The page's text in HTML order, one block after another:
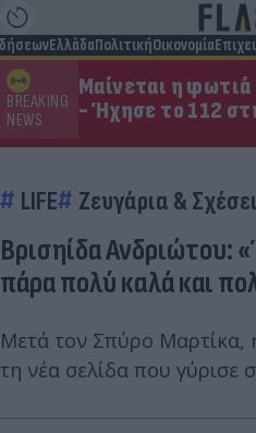
ΕλλάδαΠολιτικήΟικονομία
BREAKING
NEWS
Μαίνεται η φωτιά
- Ήχησε το 112
LIFE Ζευγάρια &
Βρισηίδα Ανδριώτου:
πάρα πολύ καλά και
Μετά τον Σπύρο Μαρτίκα,
τη νέα σελίδα που γύρισε